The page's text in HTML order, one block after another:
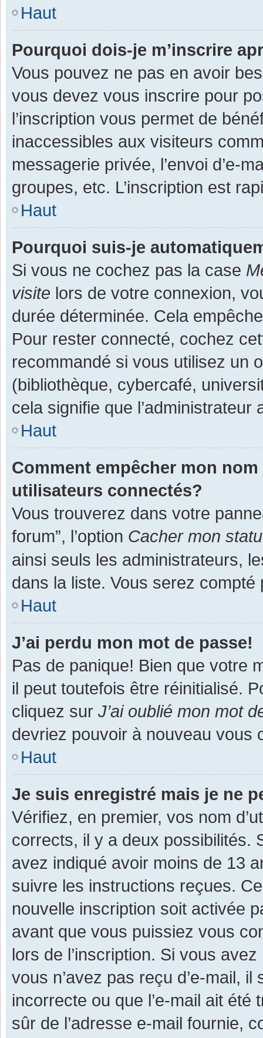
Haut
Pourquoi dois-je m’inscrire
Vous pouvez ne pas en avoir
vous devez vous inscrire pour
l’inscription vous permet de
inaccessibles aux visiteurs
messagerie privée, l’envoi d’e-
groupes, etc. L’inscription est
Haut
Pourquoi suis-je
Si vous ne cochez pas la case
visite lors de votre connexion,
durée déterminée. Cela
Pour rester connecté, cochez
recommandé si vous utilisez un
(bibliothèque, cybercafé,
cela signifie que
Haut
Comment empêcher mon
utilisateurs connectés?
Vous trouverez dans votre
forum”, l’option Cacher mon
ainsi seuls les administrateurs,
dans la liste. Vous serez
Haut
J’ai perdu mon mot de passe!
Pas de panique! Bien que votre
il peut toutefois être réinitialisé.
cliquez sur J’ai oublié mon mot
devriez pouvoir à nouveau vous
Haut
Je suis enregistré mais je ne
Vérifiez, en premier, vos nom
corrects, il y a deux possibilités.
avez indiqué avoir moins de 13
suivre les instructions reçues.
nouvelle inscription soit activée
avant que vous puissiez vous
lors de l’inscription. Si vous
vous n’avez pas reçu d’e-mail,
incorrecte ou que l’e-mail ait
sûr de l’adresse e-mail fournie,